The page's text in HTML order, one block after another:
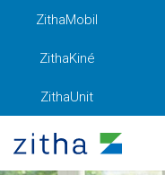
ZithaMobil
ZithaKiné
ZithaUnit